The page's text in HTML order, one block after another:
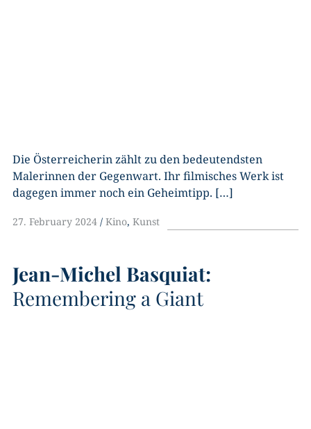
Die Österreicherin zählt zu den bedeutendsten
Malerinnen der Gegenwart. Ihr filmisches Werk ist
dagegen immer noch ein Geheimtipp. […]
27. February 2024 Kino, Kunst
Jean-Michel Basquiat:
Remembering a Giant